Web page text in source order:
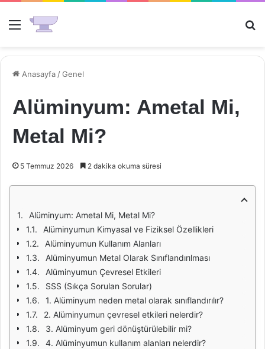
Menü
Anasayfa /Genel
Alüminyum: Ametal Mi,
Metal Mi?
5 Temmuz 2026 2 dakika okuma süresi
Alüminyum: Ametal Mi, Metal Mi?
Alüminyumun Kimyasal ve Fiziksel Özellikleri
Alüminyumun Kullanım Alanları
Alüminyumun Metal Olarak Sınıflandırılması
Alüminyumun Çevresel Etkileri
SSS (Sıkça Sorulan Sorular)
1. Alüminyum neden metal olarak sınıflandırılır?
2. Alüminyumun çevresel etkileri nelerdir?
3. Alüminyum geri dönüştürülebilir mi?
4. Alüminyumun kullanım alanları nelerdir?